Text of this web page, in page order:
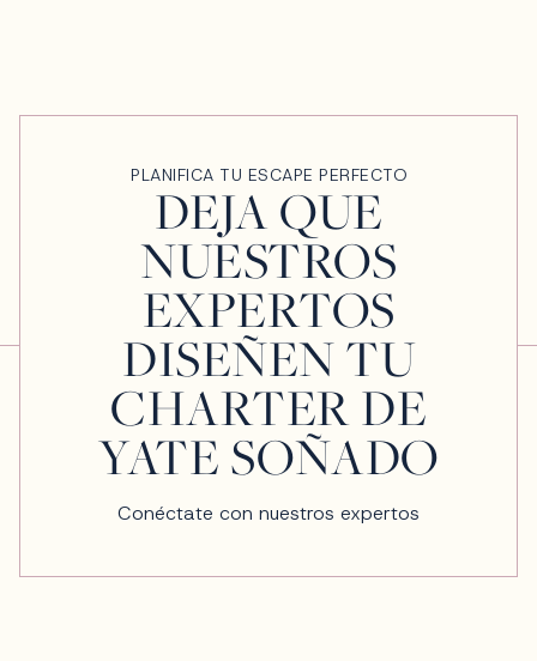
PLANIFICA TU ESCAPE PERFECTO
DEJA QUE
NUESTROS
EXPERTOS
DISEÑEN TU
CHARTER DE
YATE SOÑADO
Conéctate con nuestros expertos